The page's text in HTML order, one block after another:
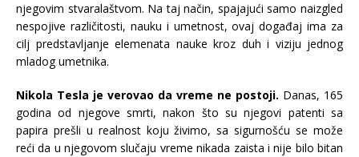
njegovim stvaralaštvom. Na taj način, spajajući samo naizgled
nespojive različitosti, nauku i umetnost, ovaj događaj ima za
cilj predstavljanje elemenata nauke kroz duh i viziju jednog
mladog umetnika.
Nikola Tesla je verovao da vreme ne postoji. Danas, 165
godina od njegove smrti, nakon što su njegovi patenti sa
papira prešli u realnost koju živimo, sa sigurnošću se može
reći da u njegovom slučaju vreme nikada zaista i nije bilo bitan